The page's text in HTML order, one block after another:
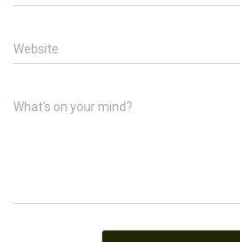
Website
What's on your mind?